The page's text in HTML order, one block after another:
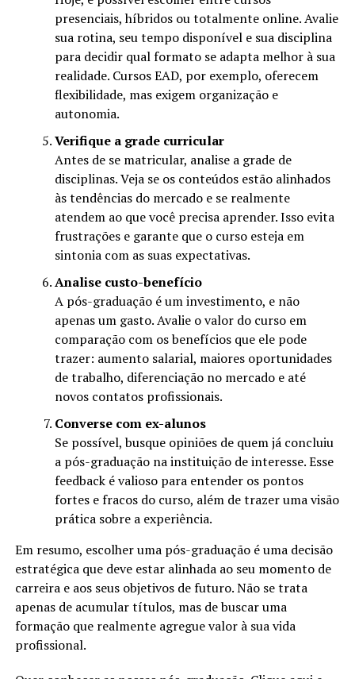
presenciais, híbridos ou totalmente online. Avalie
sua rotina, seu tempo disponível e sua disciplina
para decidir qual formato se adapta melhor à sua
realidade. Cursos EAD, por exemplo, oferecem
flexibilidade, mas exigem organização e
autonomia.
Verifique a grade curricular
Antes de se matricular, analise a grade de
disciplinas. Veja se os conteúdos estão alinhados
às tendências do mercado e se realmente
atendem ao que você precisa aprender. Isso evita
frustrações e garante que o curso esteja em
sintonia com as suas expectativas.
Analise custo-benefício
A pós-graduação é um investimento, e não
apenas um gasto. Avalie o valor do curso em
comparação com os benefícios que ele pode
trazer: aumento salarial, maiores oportunidades
de trabalho, diferenciação no mercado e até
novos contatos profissionais.
Converse com ex-alunos
Se possível, busque opiniões de quem já concluiu
a pós-graduação na instituição de interesse. Esse
feedback é valioso para entender os pontos
fortes e fracos do curso, além de trazer uma visão
prática sobre a experiência.
Em resumo, escolher uma pós-graduação é uma decisão
estratégica que deve estar alinhada ao seu momento de
carreira e aos seus objetivos de futuro. Não se trata
apenas de acumular títulos, mas de buscar uma
formação que realmente agregue valor à sua vida
profissional.